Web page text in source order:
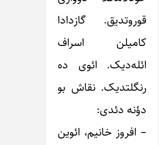
قوروتدیق. گازدادا
کامیلن اسراف
ائله‌دیک. ائوی ده
رنگلتدیک. نقاش بو
دؤنه دئدی:
– افروز خانیم، ائوین